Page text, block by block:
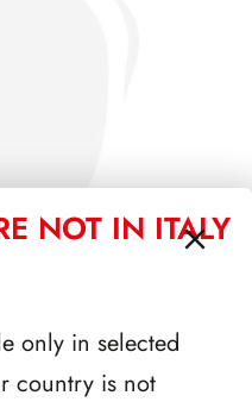
1992/1999
NOT IN ITALY
only in selected
country is not